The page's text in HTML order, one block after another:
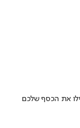
את הכסף שלכם